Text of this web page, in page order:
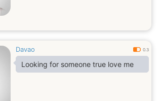
Davao 0.3
Looking for someone true love me